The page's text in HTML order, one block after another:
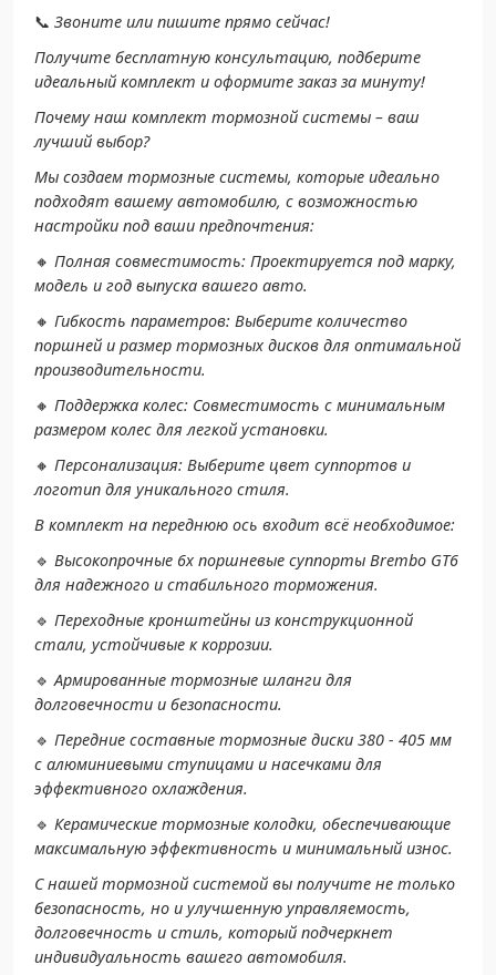
📞 Звоните или пишите прямо сейчас!
Получите бесплатную консультацию, подберите
идеальный комплект и оформите заказ за минуту!
Почему наш комплект тормозной системы – ваш
лучший выбор?
Мы создаем тормозные системы, которые идеально
подходят вашему автомобилю, с возможностью
настройки под ваши предпочтения:
🔸 Полная совместимость: Проектируется под марку,
модель и год выпуска вашего авто.
🔸 Гибкость параметров: Выберите количество
поршней и размер тормозных дисков для оптимальной
производительности.
🔸 Поддержка колес: Совместимость с минимальным
размером колес для легкой установки.
🔸 Персонализация: Выберите цвет суппортов и
логотип для уникального стиля.
В комплект на переднюю ось входит всё необходимое:
🔹 Высокопрочные 6х поршневые суппорты Brembo GT6
для надежного и стабильного торможения.
🔹 Переходные кронштейны из конструкционной
стали, устойчивые к коррозии.
🔹 Армированные тормозные шланги для
долговечности и безопасности.
🔹 Передние составные тормозные диски 380 - 405 мм
с алюминиевыми ступицами и насечками для
эффективного охлаждения.
🔹 Керамические тормозные колодки, обеспечивающие
максимальную эффективность и минимальный износ.
С нашей тормозной системой вы получите не только
безопасность, но и улучшенную управляемость,
долговечность и стиль, который подчеркнет
индивидуальность вашего автомобиля.